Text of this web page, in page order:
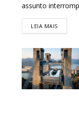
assunto
LEIA MAIS